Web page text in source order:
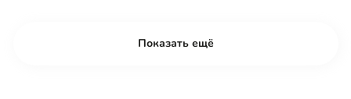
Показать ещё